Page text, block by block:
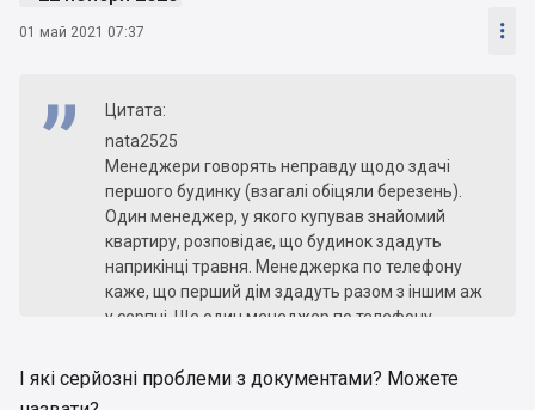
01 май 2021 07:37 
Цитата:
nata2525
Менеджери говорять неправду щодо здачі
першого будинку (взагалі обіцяли березень).
Один менеджер, у якого купував знайомий
квартиру, розповідає, що будинок здадуть
наприкінці травня. Менеджерка по телефону
каже, що перший дім здадуть разом з іншим аж
у серпні. Ще один менеджер по телефону
впевнена, що його взагалі здадуть. Тим паче,
менеджери почали активно продавати новий
І які серйозні проблеми з документами? Можете